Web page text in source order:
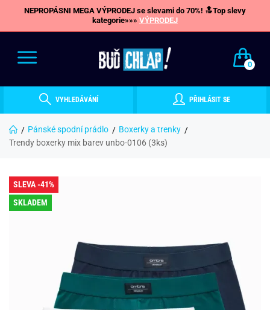
NEPROPÁSNI MEGA VÝPRODEJ se slevami do 70%! 🔝Top slevy
kategorie»»» VÝPRODEJ
0
VYHLEDÁVÁNÍ PŘIHLÁSIT SE
Pánské spodní prádlo
Boxerky a trenky
Trendy boxerky mix barev unbo-0106 (3ks)
SLEVA -41%
SKLADEM